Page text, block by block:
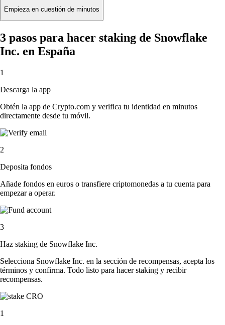
Empieza en cuestión de minutos
3 pasos para hacer staking de Snowflake
Inc. en España
1
Descarga la app
Obtén la app de Crypto.com y verifica tu identidad en minutos
directamente desde tu móvil.
2
Deposita fondos
Añade fondos en euros o transfiere criptomonedas a tu cuenta para
empezar a operar.
3
Haz staking de Snowflake Inc.
Selecciona Snowflake Inc. en la sección de recompensas, acepta los
términos y confirma. Todo listo para hacer staking y recibir
recompensas.
1